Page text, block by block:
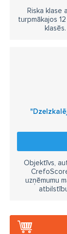
Riska klase
turpmākajos
Objektīvs,
uzņēmumu